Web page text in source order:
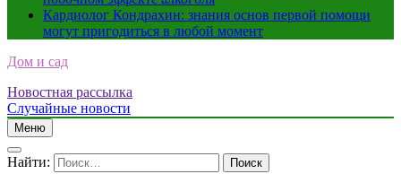
Кардиолог Кондрахин: знания основ первой помощи
могут пригодиться в любой момент
Дом и сад
Новостная рассылка
Случайные новости
Меню
Найти: